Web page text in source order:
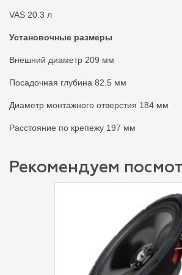
VAS 20.3 л
Установочные размеры
Внешний диаметр 209 мм
Посадочная глубина 82.5 мм
Диаметр монтажного отверстия 184 мм
Расстояние по крепежу 197 мм
Рекомендуем